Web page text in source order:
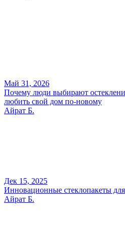
Май 31, 2026
Почему люди выбирают
любить свой дом по-новому
Айрат Б.
Дек 15, 2025
Инновационные стеклопакеты
Айрат Б.